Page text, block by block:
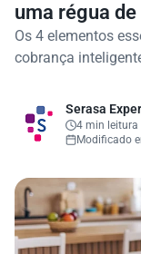
uma régua
Os 4 elementos
cobrança
Serasa
4 min leitura
Modificado